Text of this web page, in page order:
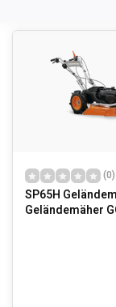
(0)
SP65H
Geländemäher